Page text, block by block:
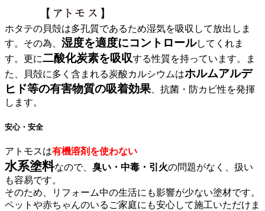
ホタテの貝殻は多孔質であるため湿気を吸収して放出しま
す。その為、 湿度を適度にコントロールしてくれま
す。更に二酸化炭素を吸収する性質を持っています。ま
た、貝殻に多く含まれる炭酸カルシウムはホルムアルデ
ヒド等の有害物質の吸着効果 、抗菌・防カビ性を発揮
します。
安心・安全
アトモスは有機溶剤を使わない
水系塗料なので、 臭い・中毒・引火の問題がなく、扱い
も容易です。
そのため、リフォーム中の生活にも影響が少ない塗材です。
ペットや赤ちゃんのいるご家庭にも安心して施工いただけま